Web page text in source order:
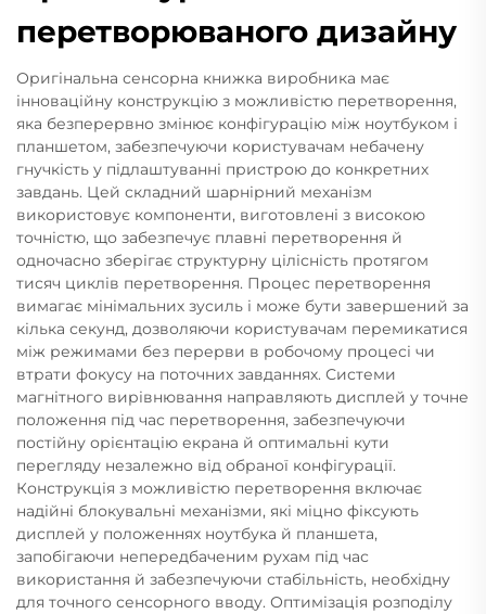
перетворюваного дизайну
Оригінальна сенсорна книжка виробника має
інноваційну конструкцію з можливістю перетворення,
яка безперервно змінює конфігурацію між ноутбуком і
планшетом, забезпечуючи користувачам небачену
гнучкість у підлаштуванні пристрою до конкретних
завдань. Цей складний шарнірний механізм
використовує компоненти, виготовлені з високою
точністю, що забезпечує плавні перетворення й
одночасно зберігає структурну цілісність протягом
тисяч циклів перетворення. Процес перетворення
вимагає мінімальних зусиль і може бути завершений за
кілька секунд, дозволяючи користувачам перемикатися
між режимами без перерви в робочому процесі чи
втрати фокусу на поточних завданнях. Системи
магнітного вирівнювання направляють дисплей у точне
положення під час перетворення, забезпечуючи
постійну орієнтацію екрана й оптимальні кути
перегляду незалежно від обраної конфігурації.
Конструкція з можливістю перетворення включає
надійні блокувальні механізми, які міцно фіксують
дисплей у положеннях ноутбука й планшета,
запобігаючи непередбаченим рухам під час
використання й забезпечуючи стабільність, необхідну
для точного сенсорного вводу. Оптимізація розподілу